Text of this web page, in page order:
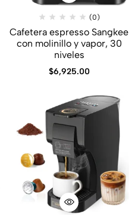
(0)
Cafetera espresso Sangkee
con molinillo y vapor, 30
niveles
$6,925.00